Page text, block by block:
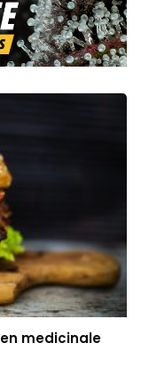
medicinale